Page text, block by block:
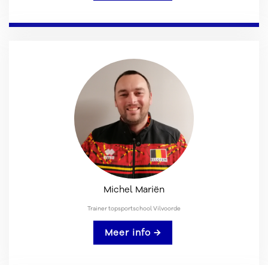
Michel Mariën
Trainer topsportschool Vilvoorde
Meer info →